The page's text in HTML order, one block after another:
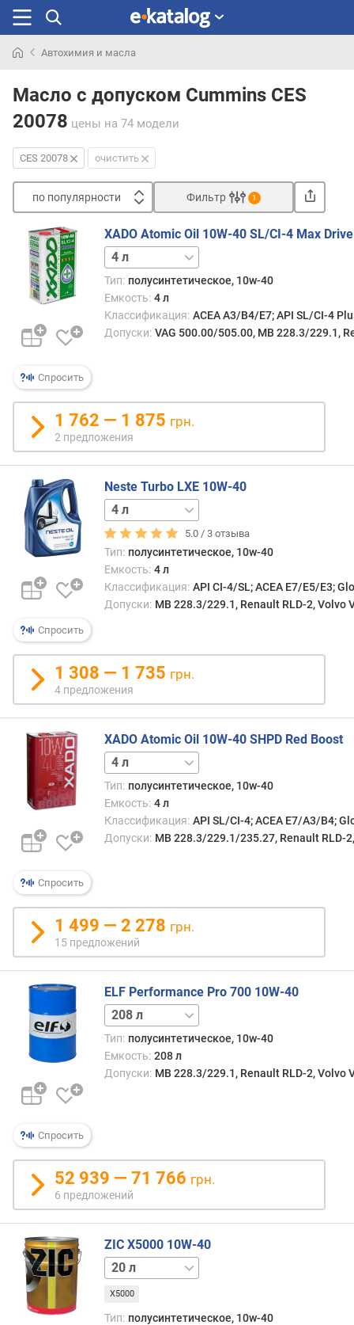
раньше
Автохимия и масла
Масло с допуском Cummins CES
20078 цены на 74 модели
CES 20078 очистить
по популярности
п
о
п
о
у
л
р
н
с
о
т
д
е
ш
е
в
х
к
д
о
р
о
и
м
о
т
о
г
и
х
к
д
е
ш
в
ы
м
п
о
т
з
ы
в
а
м
п
о
д
а
Фильтр 1
Спросить
XADO Atomic Oil 10W-40 SL/CI-4 Max Drive
1 л 5 л
Тип: полусинтетическое, 10w-40
Емкость: 4 л
Классификация: ACEA A3/B4/E7; API SL/CI-4
Допуски: VAG 500.00/505.00, MB 228.3/229.1,
1 762 — 1 875 грн.
2 предложения
Спросить
Neste Turbo LXE 10W-40
20 л
5.0 /3 отзыва
Тип: полусинтетическое, 10w-40
Емкость: 4 л
Классификация: API CI-4/SL; ACEA E7/E5/E3;
Допуски: MB 228.3/229.1, Renault RLD-2, Volvo
1 308 — 1 735 грн.
4 предложения
Спросить
XADO Atomic Oil 10W-40 SHPD Red Boost
1 л 5 л
Тип: полусинтетическое, 10w-40
Емкость: 4 л
Классификация: API SL/CI-4; ACEA E7/A3/B4;
Допуски: MB 228.3/229.1/235.27, Renault RLD-
1 499 — 2 278 грн.
15 предложений
Спросить
ELF Performance Pro 700 10W-40
20 л
Тип: полусинтетическое, 10w-40
Емкость: 208 л
Допуски: MB 228.3/229.1, Renault RLD-2, Volvo
52 939 — 71 766 грн.
6 предложений
ZIC X5000 10W-40
1 л4 л
X5000
Тип: полусинтетическое, 10w-40